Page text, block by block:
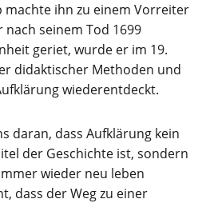
machte ihn zu einem Vorreiter
seinem Tod 1699
geriet, wurde er im 19.
didaktischer Methoden und
wiederentdeckt.
daran, dass Aufklärung kein
der Geschichte ist, sondern
wieder neu leben
dass der Weg zu einer